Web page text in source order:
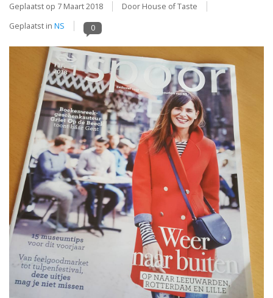
Geplaatst op 7 Maart 2018
Door House of Taste
Geplaatst in NS 0